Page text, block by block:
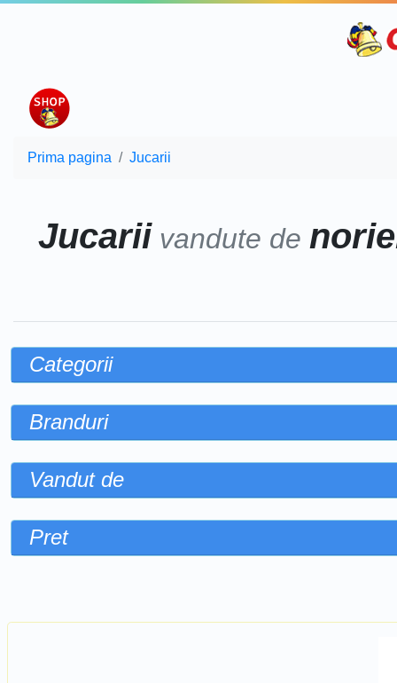
Prima pagina Jucarii
Jucarii vandute de
Categorii
Branduri
Vandut de
Pret